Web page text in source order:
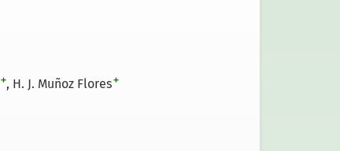
+ H. J. Muñoz Flores+